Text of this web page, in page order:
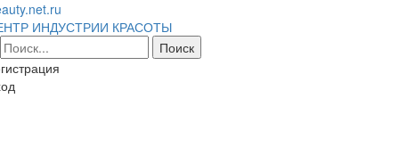
ИНДУСТРИИ КРАСОТЫ